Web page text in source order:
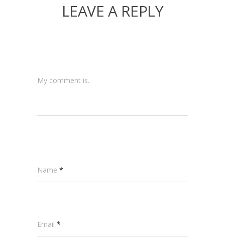
LEAVE A REPLY
My comment is..
Name *
Email *